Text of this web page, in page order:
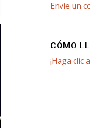
Envíe un
CÓMO
¡Haga clic